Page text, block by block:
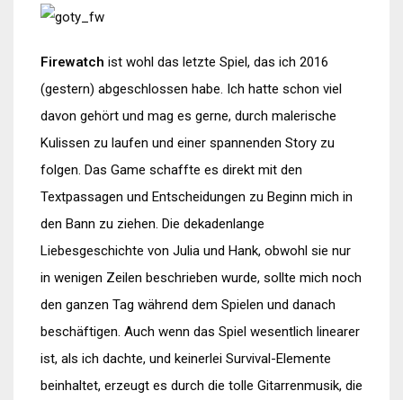
Firewatch ist wohl das letzte Spiel, das ich 2016
(gestern) abgeschlossen habe. Ich hatte schon viel
davon gehört und mag es gerne, durch malerische
Kulissen zu laufen und einer spannenden Story zu
folgen. Das Game schaffte es direkt mit den
Textpassagen und Entscheidungen zu Beginn mich in
den Bann zu ziehen. Die dekadenlange
Liebesgeschichte von Julia und Hank, obwohl sie nur
in wenigen Zeilen beschrieben wurde, sollte mich noch
den ganzen Tag während dem Spielen und danach
beschäftigen. Auch wenn das Spiel wesentlich linearer
ist, als ich dachte, und keinerlei Survival-Elemente
beinhaltet, erzeugt es durch die tolle Gitarrenmusik, die